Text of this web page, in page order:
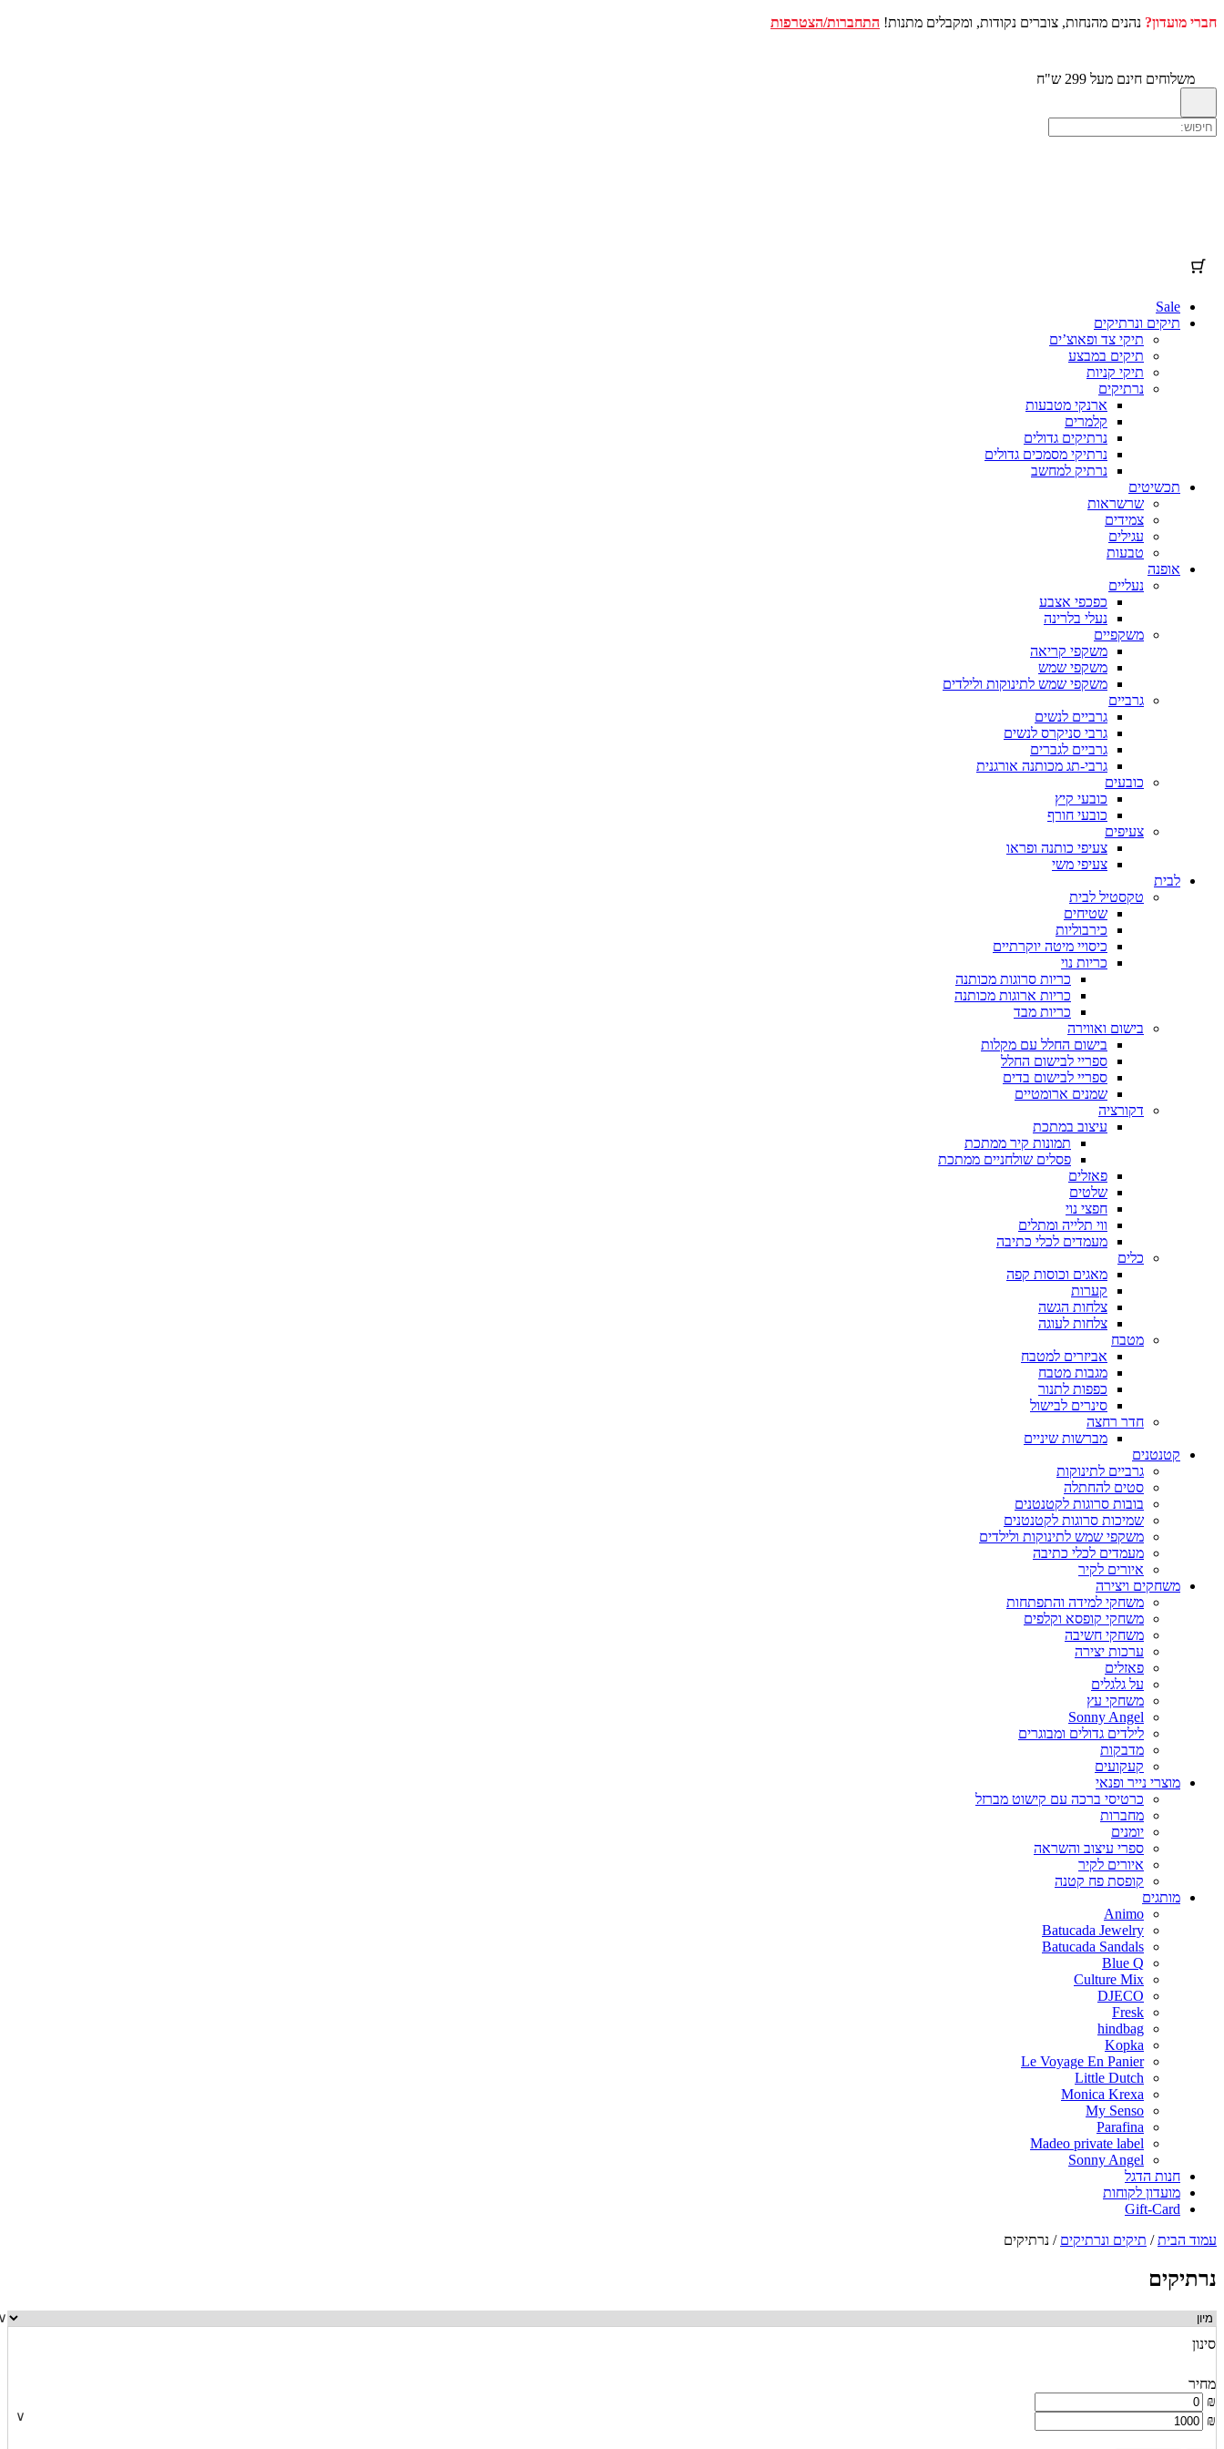
חברי מועדון? נהנים מהנחות, צוברים נקודות, ומקבלים מתנות! התחברות/הצטרפות
משלוחים חינם מעל 299 ש"ח
Sale
תיקים ונרתיקים
תיקי צד ופאוצ’ים
תיקים במבצע
תיקי קניות
נרתיקים
ארנקי מטבעות
קלמרים
נרתיקים גדולים
נרתיקי מסמכים גדולים
נרתיק למחשב
תכשיטים
שרשראות
צמידים
עגילים
טבעות
אופנה
נעליים
כפכפי אצבע
נעלי בלרינה
משקפיים
משקפי קריאה
משקפי שמש
משקפי שמש לתינוקות ולילדים
גרביים
גרביים לנשים
גרבי סניקרס לנשים
גרביים לגברים
גרבי-תג מכותנה אורגנית
כובעים
כובעי קיץ
כובעי חורף
צעיפים
צעיפי כותנה ופראו
צעיפי משי
לבית
טקסטיל לבית
שטיחים
כירבוליות
כיסויי מיטה יוקרתיים
כריות נוי
כריות סרוגות מכותנה
כריות ארוגות מכותנה
כריות מבד
בישום ואווירה
בישום החלל עם מקלות
ספריי לבישום החלל
ספריי לבישום בדים
שמנים ארומטיים
דקורציה
עיצוב במתכת
תמונות קיר ממתכת
פסלים שולחניים ממתכת
פאזלים
שלטים
חפצי נוי
ווי תלייה ומתלים
מעמדים לכלי כתיבה
כלים
מאגים וכוסות קפה
קערות
צלחות הגשה
צלחות לעוגה
מטבח
אביזרים למטבח
מגבות מטבח
כפפות לתנור
סינרים לבישול
חדר רחצה
מברשות שיניים
קטנטנים
גרביים לתינוקות
סטים להחתלה
בובות סרוגות לקטנטנים
שמיכות סרוגות לקטנטנים
משקפי שמש לתינוקות ולילדים
מעמדים לכלי כתיבה
איורים לקיר
משחקים ויצירה
משחקי למידה והתפתחות
משחקי קופסא וקלפים
משחקי חשיבה
ערכות יצירה
פאזלים
על גלגלים
משחקי עץ
Sonny Angel
לילדים גדולים ומבוגרים
מדבקות
קעקועים
מוצרי נייר ופנאי
כרטיסי ברכה עם קישוט מברזל
מחברות
יומנים
ספרי עיצוב והשראה
איורים לקיר
קופסת פח קטנה
מותגים
Animo
Batucada Jewelry
Batucada Sandals
Blue Q
Culture Mix
DJECO
Fresk
hindbag
Kopka
Le Voyage En Panier
Little Dutch
Monica Krexa
My Senso
Parafina
Madeo private label
Sonny Angel
חנות הדגל
מועדון לקוחות
Gift-Card
עמוד הבית/ תיקים ונרתיקים / נרתיקים
נרתיקים
סינון
מחיר
₪
₪
מוצרים
בעגלת
מוצר פרטים סה"כ
סכום ביניים₪0.00 המשלוח וההנחות מחושבים במהלך התשלום בקופה.